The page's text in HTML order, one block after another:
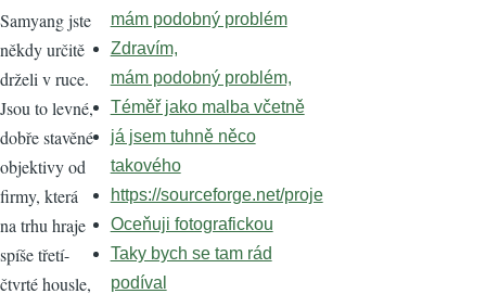
Samyang jste
někdy určitě
drželi v ruce.
Jsou to levné,
dobře stavěné
objektivy od
firmy, která
na trhu hraje
spíše třetí-
čtvrté housle,
mám podobný problém
Zdravím,
mám podobný problém,
Téměř jako malba včetně
já jsem tuhně něco
takového
https://sourceforge.net/proje
Oceňuji fotografickou
Taky bych se tam rád
podíval